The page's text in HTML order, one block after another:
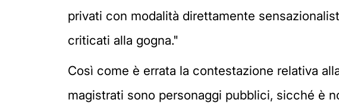
privati con modalità direttamente
criticati alla gogna."
Così come è errata la contestazione relativa
magistrati sono personaggi pubblici, sicché è